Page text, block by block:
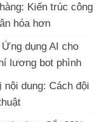
Kiến trúc công
hóa hơn
dụng AI cho
lương bot phình
dung: Cách đội